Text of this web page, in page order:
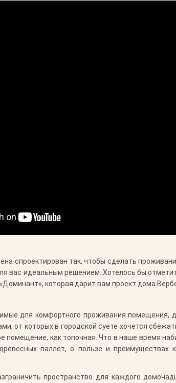
спроектирован так, чтобы сделать
вас идеальным решением. Хотелось бы
которая дарит вам проект дома
для комфортного проживания
от которых в городской суете хочется
помещение, как топочная. Что в наше время
паллет, о пользе и преимуществах
пространство для каждого